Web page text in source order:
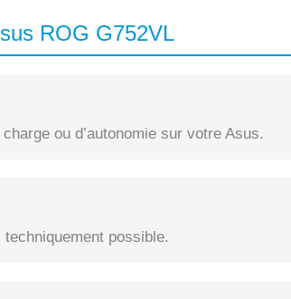
ROG G752VL
ou d’autonomie sur votre Asus.
possible.